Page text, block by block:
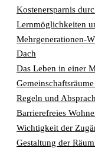
Kostenersparnis
Lernmöglichkeiten
Mehrgenerationen-
Dach
Das Leben in einer
Regeln und
Barrierefreies
Wichtigkeit der
Gestaltung der